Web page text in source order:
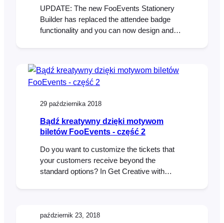
UPDATE: The new FooEvents Stationery
Builder has replaced the attendee badge
functionality and you can now design and
like name tags, badges or personalized
labels for the attendees at your event? We
29 października 2018
Bądź kreatywny dzięki motywom
biletów FooEvents - część 2
Do you want to customize the tickets that
your customers receive beyond the
standard options? In Get Creative with
show you how you can access and modify
październik 23, 2018